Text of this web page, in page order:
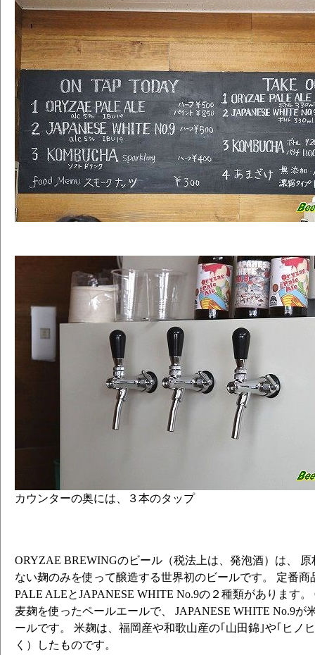
カウンターの奥には、３本のタップ
ORYZAE BREWINGのビール（税法上は、発泡酒）は、
ない麹のみを使って醸造する世界初のビールです。 定番商
PALE ALEとJAPANESE WHITE No.9の２種類があります
麦麹を使ったペールエールで、 JAPANESE WHITE No.9が
ールです。 米麹は、福岡産や和歌山産の｢山田錦｣や｢ヒノ
く）したものです。